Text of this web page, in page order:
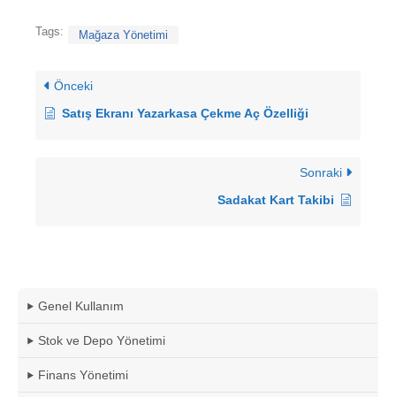
Genel Kullanım
Stok ve Depo Yönetimi
Finans Yönetimi
Tags: Mağaza Yönetimi
Önceki
Satış Ekranı Yazarkasa Çekme Aç Özelliği
Sonraki
Sadakat Kart Takibi